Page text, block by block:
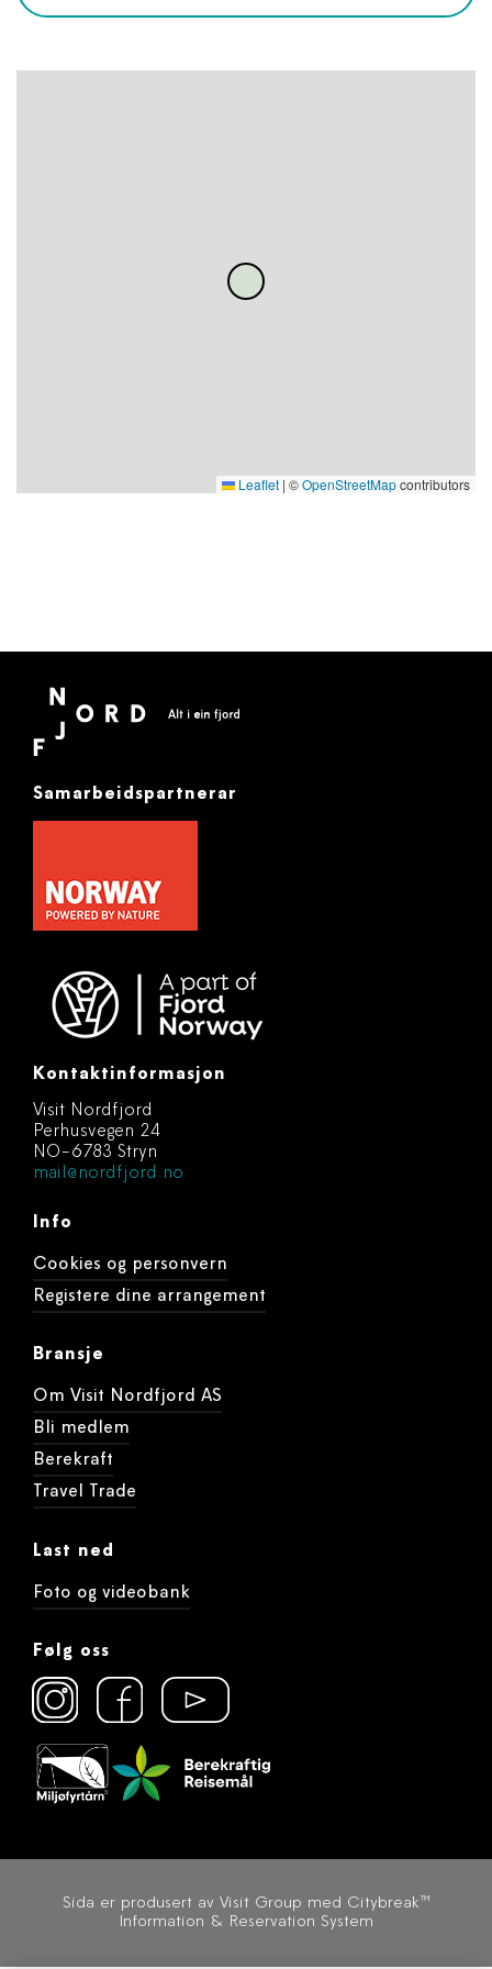
Leaflet | ©OpenStreetMapcontributors
Samarbeidspartnerar
Kontaktinformasjon
Visit Nordfjord
Perhusvegen 24
NO-6783 Stryn
mail@nordfjord.no
Info
Cookies og personvern
Registere dine arrangement
Bransje
Om Visit Nordfjord AS
Bli medlem
Berekraft
Travel Trade
Last ned
Foto og videobank
Følg oss
Sida er produsert av Visit Group med Citybreak™
Information & Reservation System